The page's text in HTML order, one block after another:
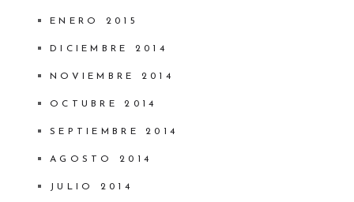
ENERO 2015
DICIEMBRE 2014
NOVIEMBRE 2014
OCTUBRE 2014
SEPTIEMBRE 2014
AGOSTO 2014
JULIO 2014